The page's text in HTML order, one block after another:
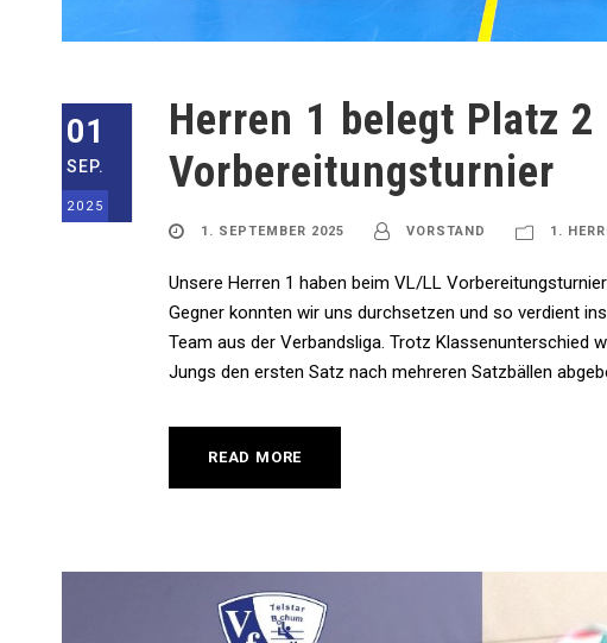
01
SEP.
2025
Herren 1 belegt Platz 2
Vorbereitungsturnier
1. SEPTEMBER 2025 VORSTAND 1.
Unsere Herren 1 haben beim VL/LL
Gegner konnten wir uns durchsetzen und so verdient
Team aus der Verbandsliga. Trotz Klassenunterschied
Jungs den ersten Satz nach mehreren Satzbällen
READ MORE